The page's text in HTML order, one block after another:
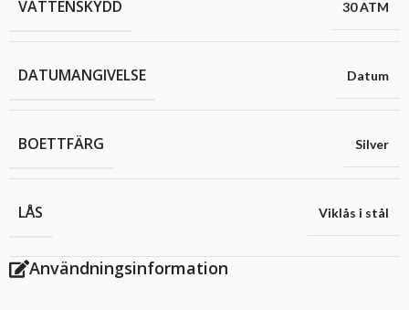
VATTENSKYDD 30 ATM
DATUMANGIVELSE Datum
BOETTFÄRG Silver
LÅS Viklås i stål
Användningsinformation